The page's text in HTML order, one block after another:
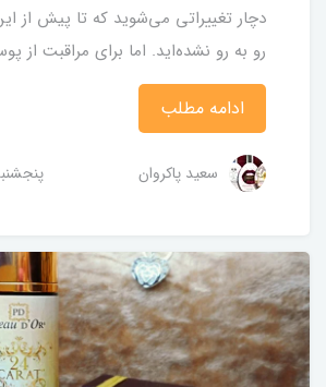
دچار تغییراتی می‌شوید که تا پیش از
رو به رو نشده‌اید. اما برای مراقبت از
ادامه مطلب
سعید پاکروان پنجشنبه، 14